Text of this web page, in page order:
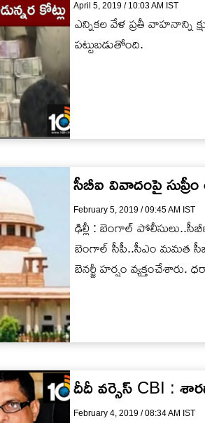
April 5, 2019 / 10:03 AM IST
ఎన్నికల వేళ ప్రతీ వాహనాన్ని
పట్టుబడుతోంది.
సీబీఐ వివాదంపై
February 5, 2019 / 09:45 AM IST
ఢిల్లీ : బెంగాల్
బెంగాల్ సీపీ..సీఎం మమత
బెనర్జీ హర్షం వ్యక్తంచేశారు.
దీదీ వర్సెస్ CBI :
February 4, 2019 / 08:34 AM IST